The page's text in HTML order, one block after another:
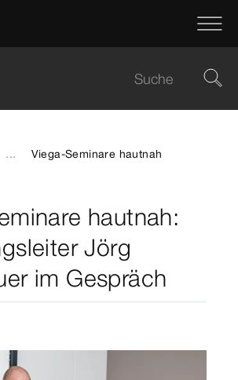
... Viega-Seminare hautnah
hautnah:
Jörg
im Gespräch